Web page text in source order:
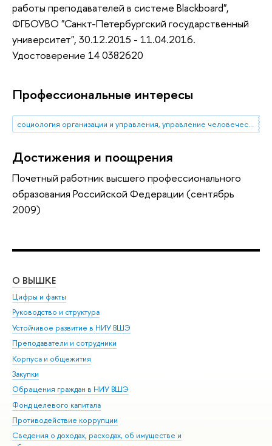
работы преподавателей в системе Blackboard",
ФГБОУВО "Санкт-Петербургский государственный
университет", 30.12.2015 - 11.04.2016.
Удостоверение 14 0382620
Профессиональные интересы
социология организации и управления, управление человеческими ресурсами
Достижения и поощрения
Почетный работник высшего профессионального
образования Российской Федерации (сентябрь
2009)
О ВЫШКЕ
Цифры и факты
Руководство и структура
Устойчивое развитие в НИУ ВШЭ
Преподаватели и сотрудники
Корпуса и общежития
Закупки
Обращения граждан в НИУ ВШЭ
Фонд целевого капитала
Противодействие коррупции
Сведения о доходах, расходах, об имуществе и